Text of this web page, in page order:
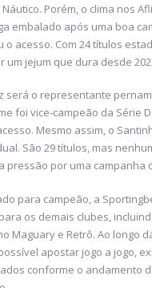
Porém, o clima nos
embalado após uma boa
o acesso. Com 24 títulos
um jejum que dura desde
será o representante
foi vice-campeão da Série
Mesmo assim, o
São 29 títulos, mas
pressão por uma campanha
para campeão, a
os demais clubes,
Maguary e Retrô. Ao longo
apostar jogo a jogo,
conforme o andamento